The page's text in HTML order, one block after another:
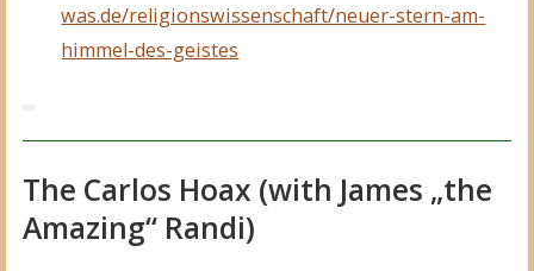
was.de/religionswissenschaft/neuer-stern-am-
himmel-des-geistes
The Carlos Hoax (with James „the
Amazing“ Randi)